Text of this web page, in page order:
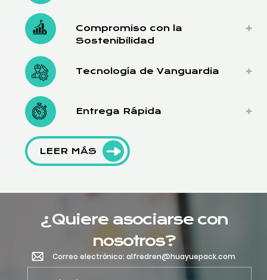
Compromiso con la
Sostenibilidad
Tecnología de Vanguardia
Entrega Rápida
LEER MÁS
¿Quiere asociarse con
nosotros?
Correo electrónico: alfredren@huayuepack.com